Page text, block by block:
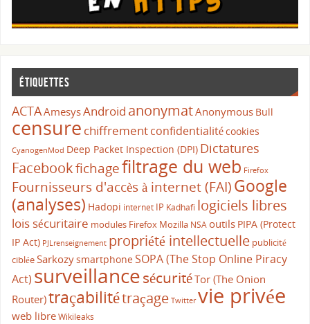
Étiquettes
ACTAAmesysAndroid anonymatAnonymous Bull
censure chiffrementconfidentialitécookies
CyanogenMod Deep Packet Inspection (DPI) Dictatures
Facebookfichagefiltrage du web Firefox
Fournisseurs d'accès à internet (FAI)Google
(analyses) Hadopi internet IP Kadhafi logiciels libres
lois sécuritaire modules Firefox Mozilla NSA outils PIPA (Protect
IP Act) PJLrenseignement propriété intellectuelle publicité
cibléeSarkozysmartphoneSOPA (The Stop Online Piracy
Act) surveillancesécuritéTor (The Onion
Router)traçabilitétraçage Twitter vie privée
web libreWikileaks